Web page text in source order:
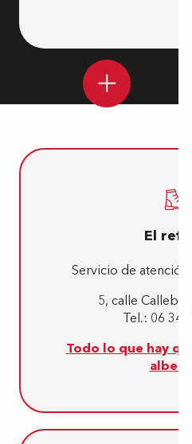
El
Servicio de atención
5, calle
Tel.: 06 34
Todo lo que hay